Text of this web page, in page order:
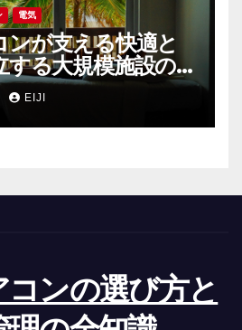
電気
ンが支える快適と
る大規模施設の空
EIJI
ンの選び方と